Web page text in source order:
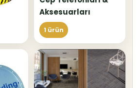
Aksesuarları
1 ürün